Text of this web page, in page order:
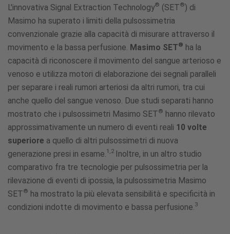
Perfusion™
Masimo
SET
®
L'innovativa Signal Extraction Technology® (SET®) di
Masimo ha superato i limiti della pulsossimetria
convenzionale grazie alla capacità di misurare attraverso il
movimento e la bassa perfusione. Masimo SET® ha la
capacità di riconoscere il movimento del sangue arterioso e
venoso e utilizza motori di elaborazione dei segnali paralleli
per separare i reali rumori arteriosi da altri rumori, tra cui
anche quello del sangue venoso. Due studi separati hanno
mostrato che i pulsossimetri Masimo SET® hanno rilevato
approssimativamente un numero di eventi reali 10 volte
superiore a quello di altri pulsossimetri di nuova
generazione presi in esame.1,2 Inoltre, in un altro studio
comparativo fra tre tecnologie per pulsossimetria per la
rilevazione di eventi di ipossia, la pulsossimetria Masimo
SET® ha mostrato la più elevata sensibilità e specificità in
condizioni indotte di movimento e bassa perfusione.3